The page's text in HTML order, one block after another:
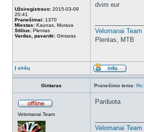
Užsiregistravo: 2015-03-09
20:41
Pranešimai: 1370
Miestas: Kaunas, Murava
Stilius: Plentas
Vardas, pavardė: Gintaras
dvim eur
Velomanai Team
Plentas, MTB
Į viršų
Gintaras Pranešimo tema:
Velomanai Team
Parduota
Velomanai Team